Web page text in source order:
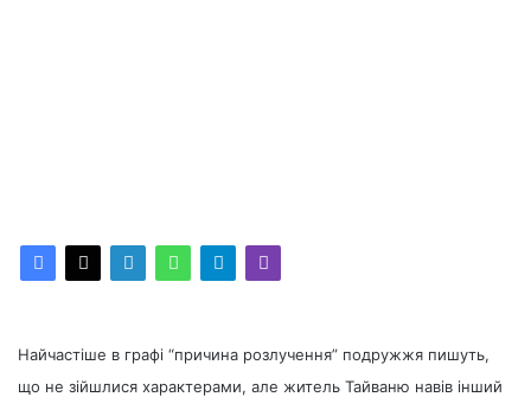
Найчастіше в графі “причина розлучення” подружжя пишуть,
що не зійшлися характерами, але житель Тайваню навів інший